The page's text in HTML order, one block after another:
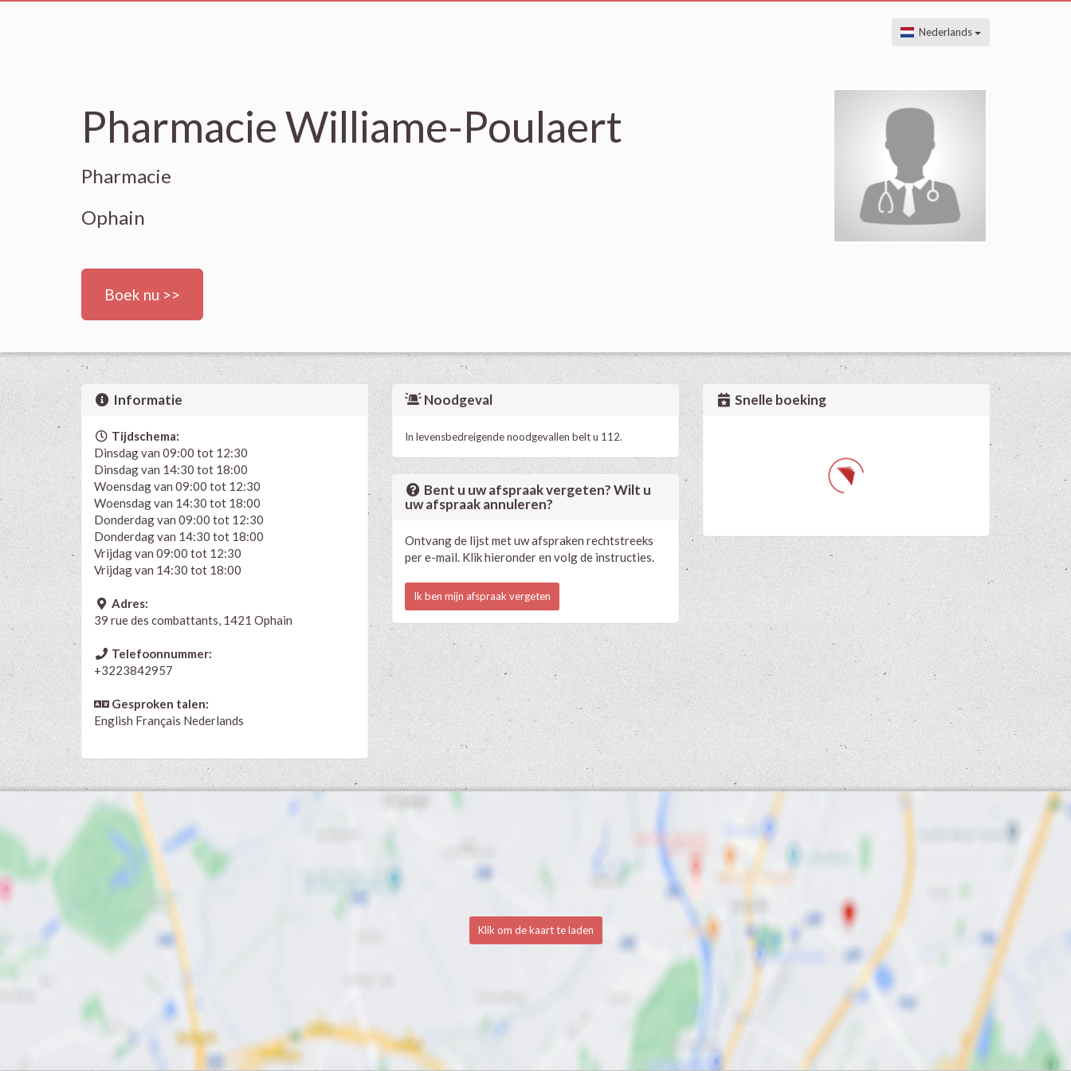
Nederlands
Pharmacie Williame-Poulaert
Pharmacie
Ophain
Boek nu >>
Informatie
Tijdschema:
Dinsdag van 09:00 tot 12:30
Dinsdag van 14:30 tot 18:00
Woensdag van 09:00 tot 12:30
Woensdag van 14:30 tot 18:00
Donderdag van 09:00 tot 12:30
Donderdag van 14:30 tot 18:00
Vrijdag van 09:00 tot 12:30
Vrijdag van 14:30 tot 18:00
Adres:
39 rue des combattants, 1421 Ophain
Telefoonnummer:
+3223842957
Gesproken talen:
English Français Nederlands
Noodgeval
In levensbedreigende noodgevallen belt u 112.
Bent u uw afspraak vergeten? Wilt u
uw afspraak annuleren?
Ontvang de lijst met uw afspraken rechtstreeks
per e-mail. Klik hieronder en volg de instructies.
Ik ben mijn afspraak vergeten
Snelle boeking
Klik om de kaart te laden